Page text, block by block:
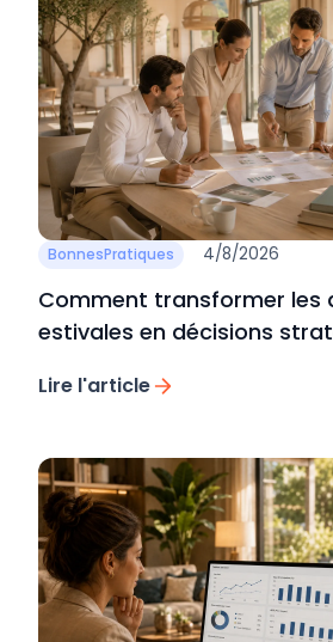
BonnesPratiques 4/8/2026
Comment transformer les
estivales en décisions
Lire l'article